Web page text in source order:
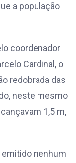
a população
coordenador
Cardinal, o
redobrada das
neste mesmo
1,5 m,
emitido nenhum